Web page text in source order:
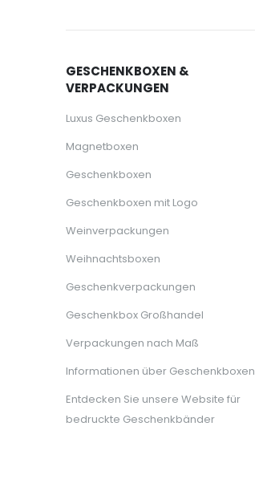
GESCHENKBOXEN &
VERPACKUNGEN
Luxus Geschenkboxen
Magnetboxen
Geschenkboxen
Geschenkboxen mit Logo
Weinverpackungen
Weihnachtsboxen
Geschenkverpackungen
Geschenkbox Großhandel
Verpackungen nach Maß
Informationen über Geschenkboxen
Entdecken Sie unsere Website für
bedruckte Geschenkbänder